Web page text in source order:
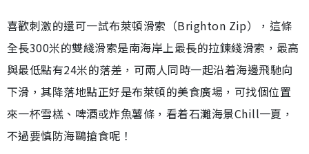
喜歡刺激的還可一試布萊頓滑索（Brighton Zip），這條
全長300米的雙綫滑索是南海岸上最長的拉鍊綫滑索，最高
與最低點有24米的落差，可兩人同時一起沿着海邊飛馳向
下滑，其降落地點正好是布萊頓的美食廣場，可找個位置
來一杯雪榚、啤酒或炸魚薯條，看着石灘海景Chill一夏，
不過要慎防海鷗搶食呢！